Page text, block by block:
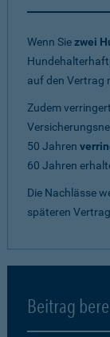
Wenn Siezwei
auf den Vertrag
Zudem
50 Jahren
60 Jahren
Die Nachlässe
späteren
Beitrag